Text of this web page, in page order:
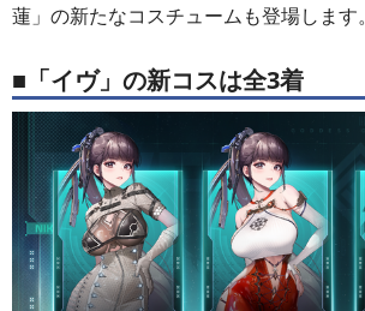
蓮」の新たなコスチュームも登場します。
■「イヴ」の新コスは全3着